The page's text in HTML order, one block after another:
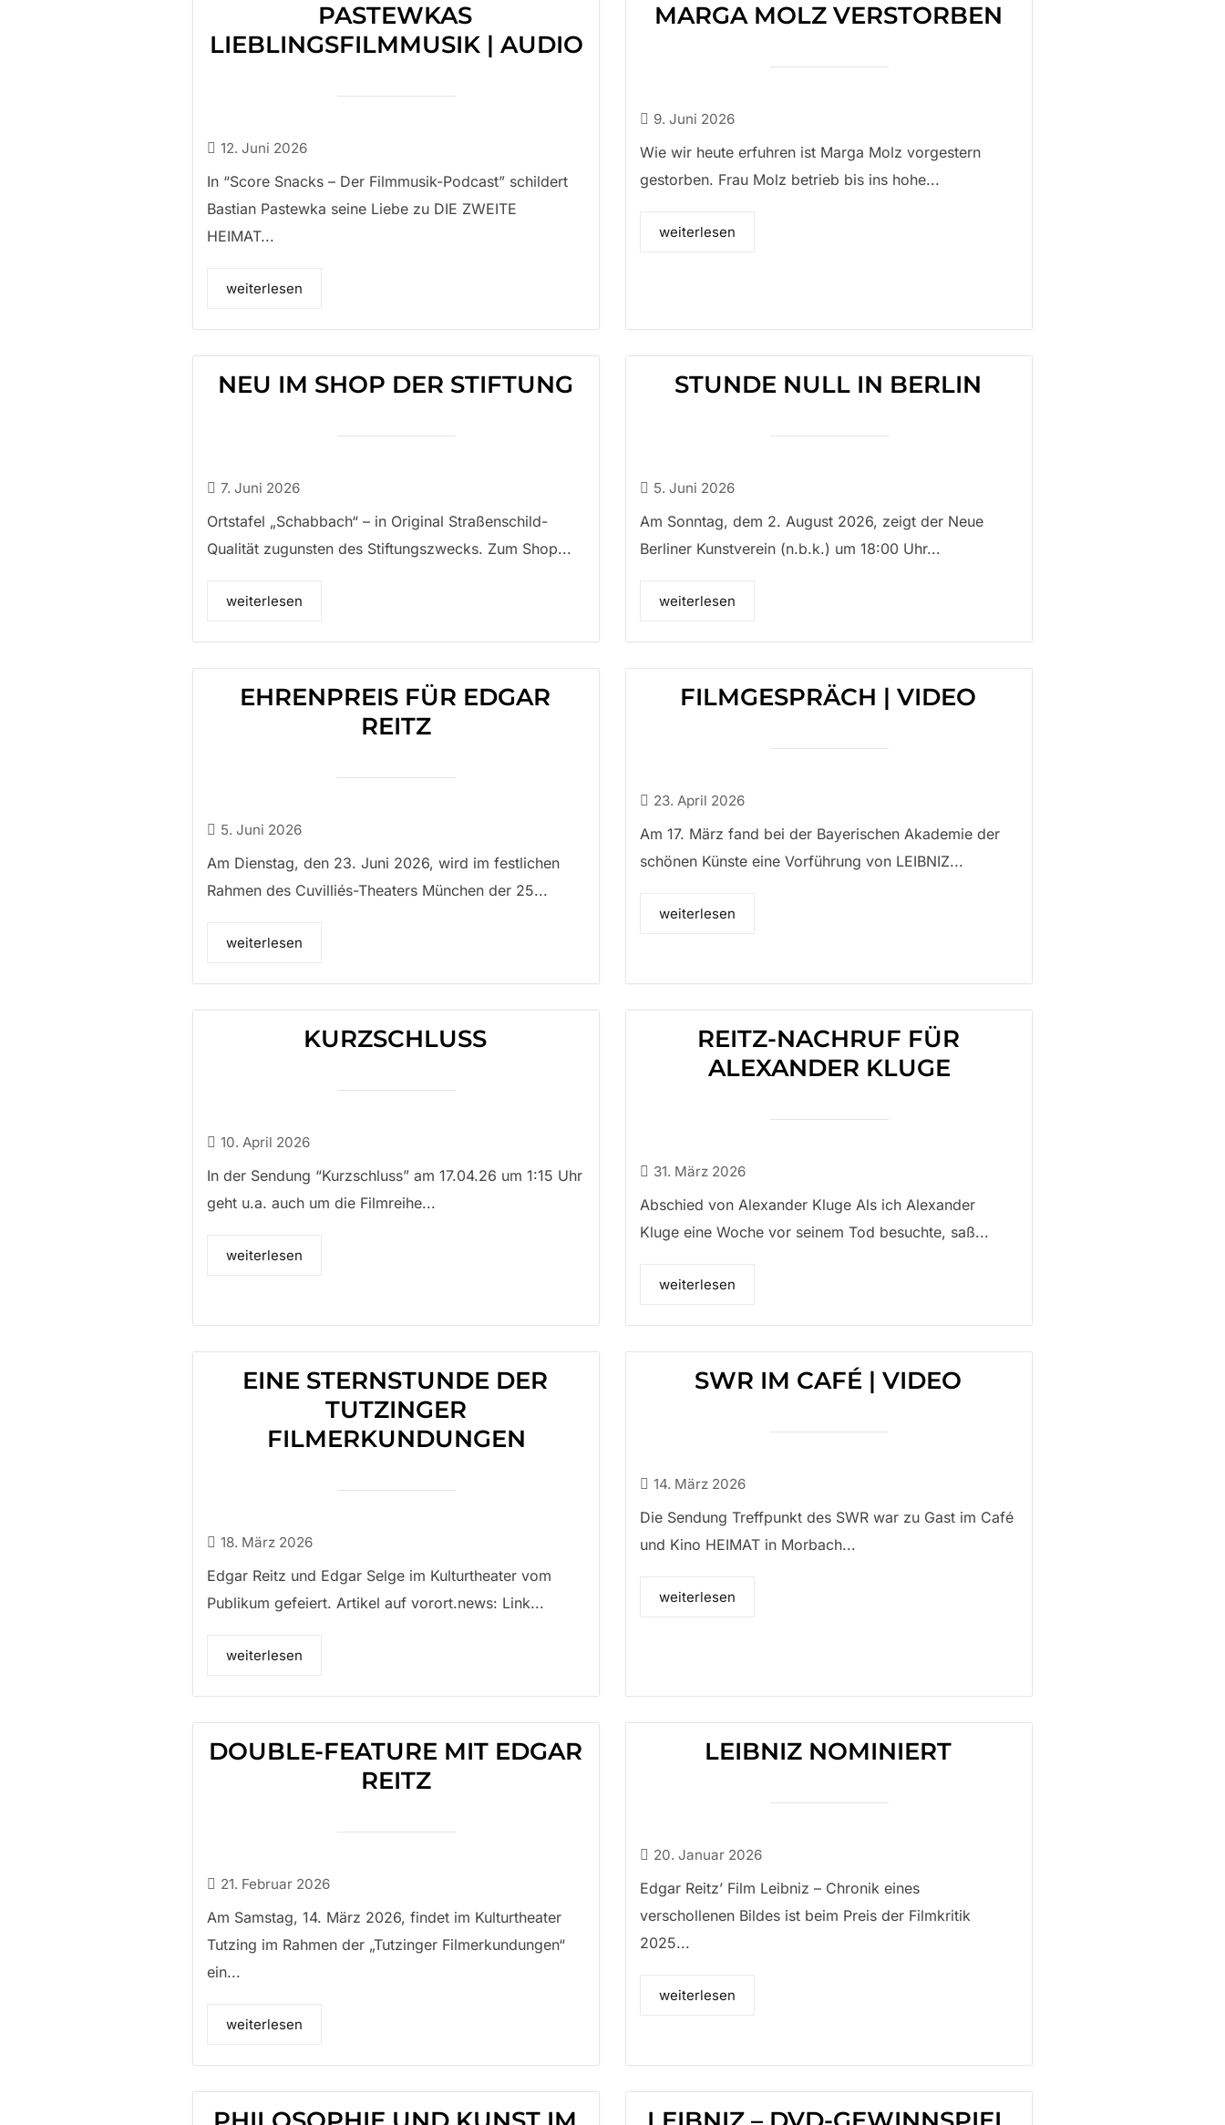
PASTEWKAS
LIEBLINGSFILMMUSIK | AUDIO
12. Juni 2026
In “Score Snacks – Der Filmmusik-Podcast” schildert
Bastian Pastewka seine Liebe zu DIE ZWEITE
HEIMAT...
weiterlesen
MARGA MOLZ VERSTORBEN
9. Juni 2026
Wie wir heute erfuhren ist Marga Molz vorgestern
gestorben. Frau Molz betrieb bis ins hohe...
weiterlesen
NEU IM SHOP DER STIFTUNG
7. Juni 2026
Ortstafel „Schabbach“ – in Original Straßenschild-
Qualität zugunsten des Stiftungszwecks. Zum Shop...
weiterlesen
STUNDE NULL IN BERLIN
5. Juni 2026
Am Sonntag, dem 2. August 2026, zeigt der Neue
Berliner Kunstverein (n.b.k.) um 18:00 Uhr...
weiterlesen
EHRENPREIS FÜR EDGAR
REITZ
5. Juni 2026
Am Dienstag, den 23. Juni 2026, wird im festlichen
Rahmen des Cuvilliés-Theaters München der 25...
weiterlesen
FILMGESPRÄCH | VIDEO
23. April 2026
Am 17. März fand bei der Bayerischen Akademie der
schönen Künste eine Vorführung von LEIBNIZ...
weiterlesen
KURZSCHLUSS
10. April 2026
In der Sendung “Kurzschluss” am 17.04.26 um 1:15 Uhr
geht u.a. auch um die Filmreihe...
weiterlesen
REITZ-NACHRUF FÜR
ALEXANDER KLUGE
31. März 2026
Abschied von Alexander Kluge Als ich Alexander
Kluge eine Woche vor seinem Tod besuchte, saß...
weiterlesen
EINE STERNSTUNDE DER
TUTZINGER
FILMERKUNDUNGEN
18. März 2026
Edgar Reitz und Edgar Selge im Kulturtheater vom
Publikum gefeiert. Artikel auf vorort.news: Link...
weiterlesen
SWR IM CAFÉ | VIDEO
14. März 2026
Die Sendung Treffpunkt des SWR war zu Gast im Café
und Kino HEIMAT in Morbach...
weiterlesen
DOUBLE-FEATURE MIT EDGAR
REITZ
21. Februar 2026
Am Samstag, 14. März 2026, findet im Kulturtheater
Tutzing im Rahmen der „Tutzinger Filmerkundungen“
ein...
weiterlesen
LEIBNIZ NOMINIERT
20. Januar 2026
Edgar Reitz’ Film Leibniz – Chronik eines
verschollenen Bildes ist beim Preis der Filmkritik
2025...
weiterlesen